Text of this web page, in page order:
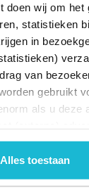
doen wij om het
statistieken
in
van
gebruikt
als u deze
U kunt
beheren of
Alles toestaan